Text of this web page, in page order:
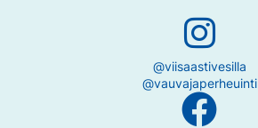
@viisaastivesilla
@vauvajaperheuinti